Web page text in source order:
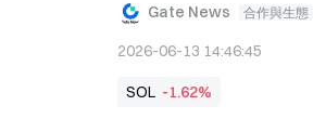
Gate News 合作與生態
2026-06-13 14:46:45
SOL -1.62%